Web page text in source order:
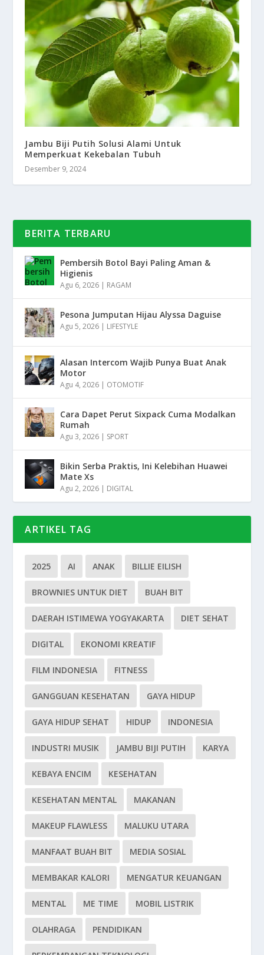
Jambu Biji Putih Solusi Alami Untuk
Memperkuat Kekebalan Tubuh
Desember 9, 2024
BERITA TERBARU
Pembersih Botol Bayi Paling Aman &
Higienis
Agu 6, 2026 | RAGAM
Pesona Jumputan Hijau Alyssa Daguise
Agu 5, 2026 | LIFESTYLE
Alasan Intercom Wajib Punya Buat Anak
Motor
Agu 4, 2026 | OTOMOTIF
Cara Dapet Perut Sixpack Cuma Modalkan
Rumah
Agu 3, 2026 | SPORT
Bikin Serba Praktis, Ini Kelebihan Huawei
Mate Xs
Agu 2, 2026 | DIGITAL
ARTIKEL TAG
2025 AI ANAK BILLIE EILISH
BROWNIES UNTUK DIET BUAH BIT
DAERAH ISTIMEWA YOGYAKARTA DIET SEHAT
DIGITAL EKONOMI KREATIF
FILM INDONESIA FITNESS
GANGGUAN KESEHATAN GAYA HIDUP
GAYA HIDUP SEHAT HIDUP INDONESIA
INDUSTRI MUSIK JAMBU BIJI PUTIH KARYA
KEBAYA ENCIM KESEHATAN
KESEHATAN MENTAL MAKANAN
MAKEUP FLAWLESS MALUKU UTARA
MANFAAT BUAH BIT MEDIA SOSIAL
MEMBAKAR KALORI MENGATUR KEUANGAN
MENTAL ME TIME MOBIL LISTRIK
OLAHRAGA PENDIDIKAN